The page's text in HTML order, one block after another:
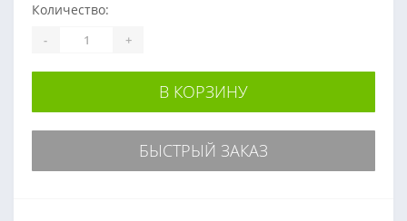
Количество:
- +
В КОРЗИНУ
БЫСТРЫЙ ЗАКАЗ